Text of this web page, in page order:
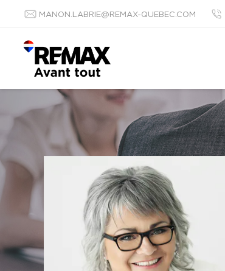
MANON.LABRIE@REMAX-QUEBEC.COM